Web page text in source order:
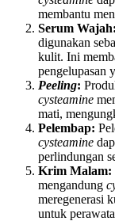
membantu
Serum Wajah:
digunakan
kulit. Ini
pengelupasan
Peeling:
cysteamine
mati,
Pelembap:
cysteamine
perlindungan
Krim Malam:
mengandung
meregenerasi
untuk